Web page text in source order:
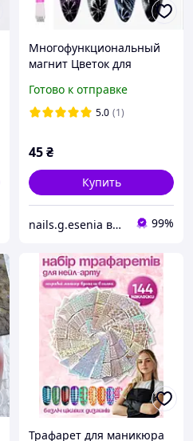
Многофункциональный
магнит Цветок для
Готово к отправке
5.0 (1)
45₴
Купить
nails.g.esenia все для маникюра 99%
Трафарет для маникюра